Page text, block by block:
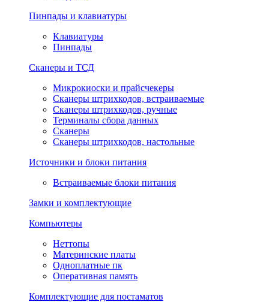
Пинпады и клавиатуры
Клавиатуры
Пинпады
Сканеры и ТСД
Микрокиоски и прайсчекеры
Сканеры штрихкодов, встраиваемые
Сканеры штрихкодов, ручные
Терминалы сбора данных
Сканеры
Сканеры штрихкодов, настольные
Источники и блоки питания
Встраиваемые блоки питания
Замки и комплектующие
Компьютеры
Неттопы
Материнские платы
Одноплатные пк
Оперативная память
Комплектующие для постаматов